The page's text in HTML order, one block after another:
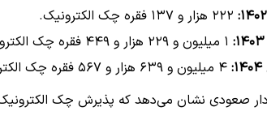
صعودی نشان می‌دهد که پذیرش چک الکترونیک